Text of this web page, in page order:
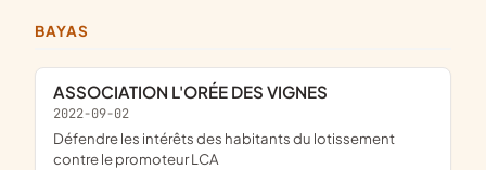
BAYAS
ASSOCIATION L'ORÉE DES VIGNES
2022-09-02
défendre les intérêts des habitants du lotissement
contre le promoteur LCA